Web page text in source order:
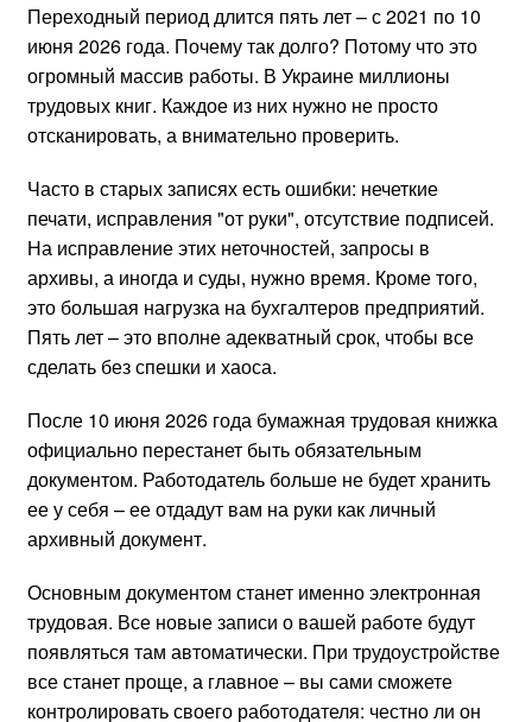
Переходный период длится пять лет – с 2021 по 10
июня 2026 года. Почему так долго? Потому что это
огромный массив работы. В Украине миллионы
трудовых книг. Каждое из них нужно не просто
отсканировать, а внимательно проверить.
Часто в старых записях есть ошибки: нечеткие
печати, исправления "от руки", отсутствие подписей.
На исправление этих неточностей, запросы в
архивы, а иногда и суды, нужно время. Кроме того,
это большая нагрузка на бухгалтеров предприятий.
Пять лет – это вполне адекватный срок, чтобы все
сделать без спешки и хаоса.
После 10 июня 2026 года бумажная трудовая книжка
официально перестанет быть обязательным
документом. Работодатель больше не будет хранить
ее у себя – ее отдадут вам на руки как личный
архивный документ.
Основным документом станет именно электронная
трудовая. Все новые записи о вашей работе будут
появляться там автоматически. При трудоустройстве
все станет проще, а главное – вы сами сможете
контролировать своего работодателя: честно ли он